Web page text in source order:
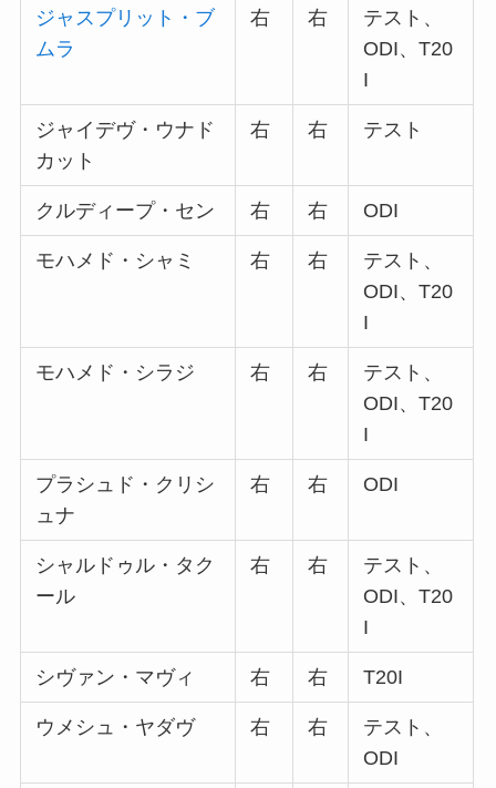
ジャスプリット・ブ
ムラ
右 右
テスト、
ODI、T20
I
ジャイデヴ・ウナド
カット
右 右 テスト
クルディープ・セン 右 右 ODI
モハメド・シャミ 右 右
テスト、
ODI、T20
I
モハメド・シラジ 右 右
テスト、
ODI、T20
I
プラシュド・クリシ
ュナ
右 右 ODI
シャルドゥル・タク
ール
右 右
テスト、
ODI、T20
I
シヴァン・マヴィ 右 右 T20I
ウメシュ・ヤダヴ 右 右
テスト、
ODI